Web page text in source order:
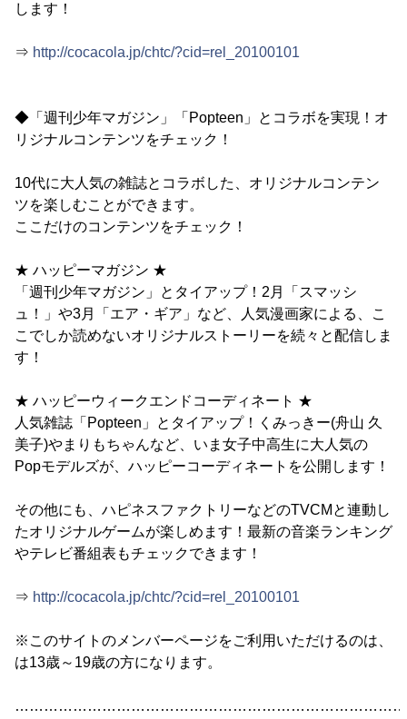
します！
⇒ http://cocacola.jp/chtc/?cid=rel_20100101
◆「週刊少年マガジン」「Popteen」とコラボを実現！オ
リジナルコンテンツをチェック！
10代に大人気の雑誌とコラボした、オリジナルコンテン
ツを楽しむことができます。
ここだけのコンテンツをチェック！
★ ハッピーマガジン ★
「週刊少年マガジン」とタイアップ！2月「スマッシ
ュ！」や3月「エア・ギア」など、人気漫画家による、こ
こでしか読めないオリジナルストーリーを続々と配信しま
す！
★ ハッピーウィークエンドコーディネート ★
人気雑誌「Popteen」とタイアップ！くみっきー(舟山 久
美子)やまりもちゃんなど、いま女子中高生に大人気の
Popモデルズが、ハッピーコーディネートを公開します！
その他にも、ハピネスファクトリーなどのTVCMと連動し
たオリジナルゲームが楽しめます！最新の音楽ランキング
やテレビ番組表もチェックできます！
⇒ http://cocacola.jp/chtc/?cid=rel_20100101
※このサイトのメンバーページをご利用いただけるのは、
は13歳～19歳の方になります。